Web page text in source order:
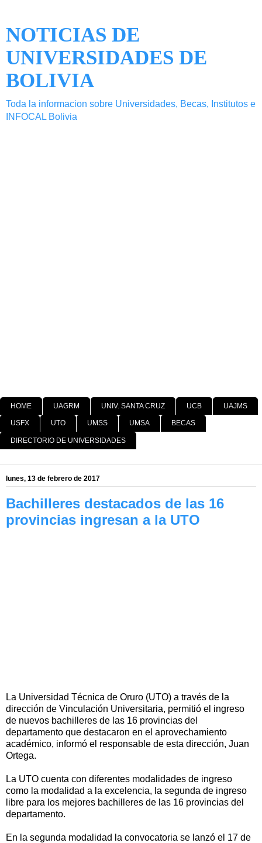
NOTICIAS DE
UNIVERSIDADES DE
BOLIVIA
Toda la informacion sobre Universidades, Becas, Institutos e
INFOCAL Bolivia
HOME UAGRM UNIV. SANTA CRUZ UCB UAJMS
USFX UTO UMSS UMSA BECAS
DIRECTORIO DE UNIVERSIDADES
lunes, 13 de febrero de 2017
Bachilleres destacados de las 16
provincias ingresan a la UTO
La Universidad Técnica de Oruro (UTO) a través de la
dirección de Vinculación Universitaria, permitió el ingreso
de nuevos bachilleres de las 16 provincias del
departamento que destacaron en el aprovechamiento
académico, informó el responsable de esta dirección, Juan
Ortega.
La UTO cuenta con diferentes modalidades de ingreso
como la modalidad a la excelencia, la segunda de ingreso
libre para los mejores bachilleres de las 16 provincias del
departamento.
En la segunda modalidad la convocatoria se lanzó el 17 de